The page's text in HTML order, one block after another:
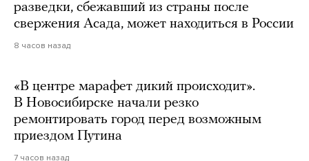
разведки, сбежавший из страны после
свержения Асада, может находиться в России
8 часов назад
«В центре марафет дикий происходит».
В Новосибирске начали резко
ремонтировать город перед возможным
приездом Путина
7 часов назад